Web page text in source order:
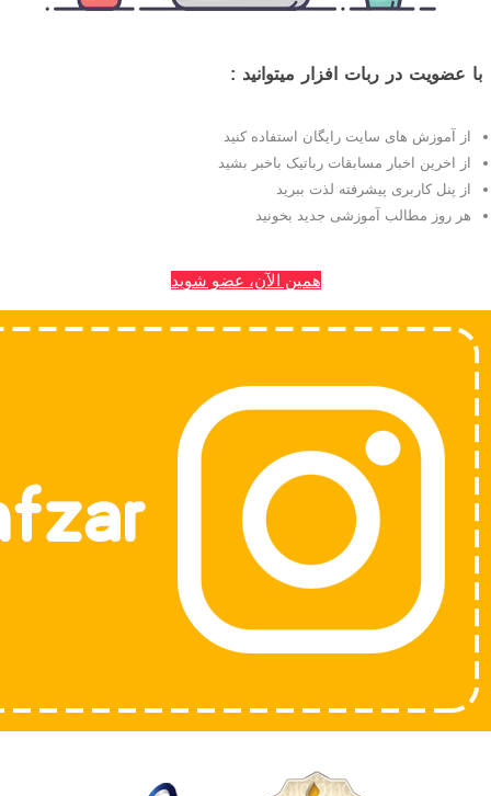
با عضویت در ربات افزار میتوانید :
از آموزش های سایت رایگان استفاده کنید
از اخرین اخبار مسابقات رباتیک باخبر بشید
از پنل کاربری پیشرفته لذت ببرید
هر روز مطالب آموزشی جدید بخونید
همین الآن، عضو شوید